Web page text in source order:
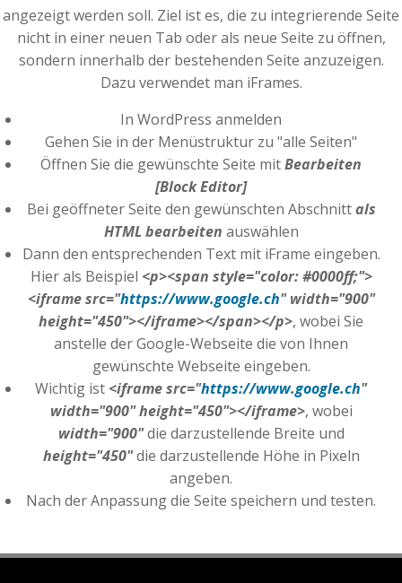
angezeigt werden soll. Ziel ist es, die zu integrierende Seite
nicht in einer neuen Tab oder als neue Seite zu öffnen,
sondern innerhalb der bestehenden Seite anzuzeigen.
Dazu verwendet man iFrames.
In WordPress anmelden
Gehen Sie in der Menüstruktur zu "alle Seiten"
Öffnen Sie die gewünschte Seite mitBearbeiten
[Block Editor]
Bei geöffneter Seite den gewünschten Abschnittals
HTML bearbeiten auswählen
Dann den entsprechenden Text mit iFrame eingeben.
Hier als Beispiel <p><span style="color: #0000ff;">
<iframe src="https://www.google.ch" width="900"
height="450"></iframe></span></p>, wobei Sie
anstelle der Google-Webseite die von Ihnen
gewünschte Webseite eingeben.
Wichtig ist <iframe src="https://www.google.ch"
width="900" height="450"></iframe>, wobei
width="900"die darzustellende Breite und
height="450"die darzustellende Höhe in Pixeln
angeben.
Nach der Anpassung die Seite speichern und testen.